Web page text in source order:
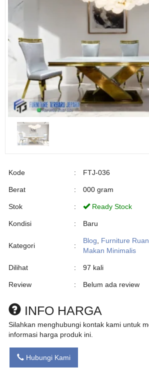
Kode : FTJ-036
Berat : 000 gram
Stok : Ready Stock
Kondisi : Baru
Kategori :
Blog Furniture
Makan Minimalis
Dilihat : 97 kali
Review : Belum ada review
INFO HARGA
Silahkan menghubungi kontak kami untuk
informasi harga produk ini.
Hubungi Kami